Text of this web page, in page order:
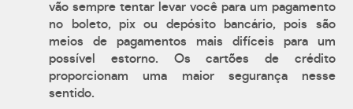
vão sempre tentar levar você para um pagamento
no boleto, pix ou depósito bancário, pois são
meios de pagamentos mais difíceis para um
possível estorno. Os cartões de crédito
proporcionam uma maior segurança nesse
sentido.